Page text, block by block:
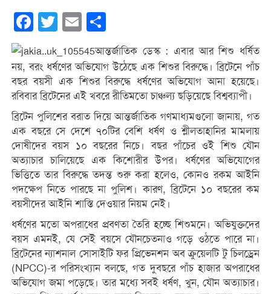
Facebook
Twitter Email
আন্তর্জাতিক ডেস্ক : এবার আর শিশু ধর্ষিত
নয়, বরং ধর্ষণের অভিযোগ উঠেছে এক শিশুর বিরুদ্ধে। ব্রিটেনে পাঁচ
বছর বয়সী এক শিশুর বিরুদ্ধে ধর্ষণের অভিযোগ আনা হয়েছে।
রবিবার ব্রিটেনের এই খবরে রীতিমতো চাঞ্চল্য ছড়িয়েছে বিশ্বব্যাপী।
ব্রিটেন পুলিশের বরাত দিয়ে আন্তর্জাতিক গণমাধ্যমগুলো জানায়, গত
এক বছরে সে দেশে ৭০টির বেশি ধর্ষণ ও শ্লীলতাহানির মামলায়
দোষীদের বয়স ১০ বছরের নিচে। বছর পাঁচের ওই শিশু যৌন
অত্যাচার চালিয়েছে এক কিশোরীর উপর। ধর্ষণের অভিযোগের
ভিত্তিতে তার বিরুদ্ধে তদন্ত শুরু করা হলেও, কোনও রকম আইনি
পদক্ষেপ নিতে পারছে না পুলিশ। কারণ, ব্রিটেনে ১০ বছরের কম
বয়সীদের আইনি শাস্তি দেওয়ার নিয়ম নেই।
ধর্ষণের মতো অপরাধের প্রবণতা তৈরি হচ্ছে শিশুমনে। অভিযুক্তদের
বয়স এমনই, যে সেই বয়সে যৌনচেতনাও গড়ে ওঠতে পারে না।
ব্রিটেনের ন্যাশনাল সোসাইটি ফর প্রিভেনশন অব ক্রুয়েলটি টু চিলড্রেন
(NPCC)-র পরিসংখ্যান বলছে, গত দুবছরে পাঁচ হাজার অপরাধের
অভিযোগ জমা পড়েছে। তার মধ্যে সবই ধর্ষণ, খুন, যৌন অত্যাচার।